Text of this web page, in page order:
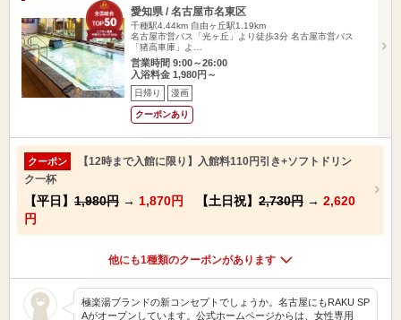
愛知県 / 名古屋市名東区
千種駅4.44km 自由ヶ丘駅1.19km
名古屋市営バス「光ヶ丘」より徒歩3分 名古屋市営バス
「猪高車庫」よ…
営業時間 9:00～26:00
入浴料金 1,980円～
日帰り 漫画
クーポンあり
クーポン
【12時まで入館に限り】入館料110円引き+ソフトドリン
ク一杯
【平日】 1,980円 → 1,870円 【土日祝】 2,730円 → 2,620
円
他にも1種類のクーポンがあります
極楽湯ブランドの新コンセプトでしょうか。名古屋にもRAKU SP
Aがオープンしています。公式ホームページからは、女性専用